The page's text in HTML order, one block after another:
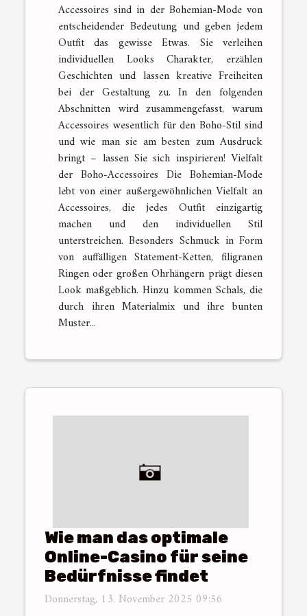
Accessoires sind in der Bohemian-Mode von
entscheidender Bedeutung und geben jedem
Outfit das gewisse Etwas. Sie verleihen
individuellen Looks Charakter, erzählen
Geschichten und lassen kreative Freiheiten
bei der Gestaltung zu. In den folgenden
Abschnitten wird zusammengefasst, warum
Accessoires wesentlich für den Boho-Stil sind
und wie man sie am besten zum Ausdruck
bringt – lassen Sie sich inspirieren! Vielfalt
der Boho-Accessoires Die Bohemian-Mode
lebt von einer außergewöhnlichen Vielfalt an
Accessoires, die jedes Outfit einzigartig
machen und den individuellen Stil
unterstreichen. Besonders Schmuck in Form
von auffälligen Statement-Ketten, filigranen
Ringen oder großen Ohrhängern prägt diesen
Look maßgeblich. Hinzu kommen Schals, die
durch ihren Materialmix und ihre bunten
Muster...
Wie man das optimale
Online-Casino für seine
Bedürfnisse findet
Donnerstag, 13. November 2025 09:56